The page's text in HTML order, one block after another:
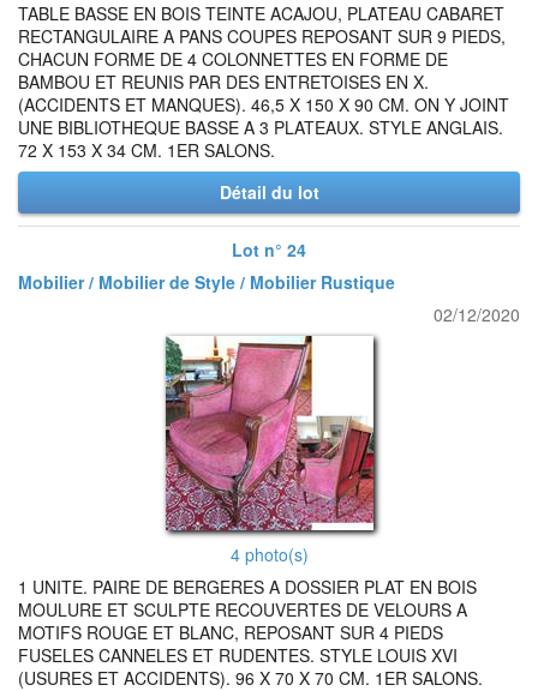
TABLE BASSE EN BOIS TEINTE ACAJOU, PLATEAU CABARET
RECTANGULAIRE A PANS COUPES REPOSANT SUR 9 PIEDS,
CHACUN FORME DE 4 COLONNETTES EN FORME DE
BAMBOU ET REUNIS PAR DES ENTRETOISES EN X.
(ACCIDENTS ET MANQUES). 46,5 X 150 X 90 CM. ON Y JOINT
UNE BIBLIOTHEQUE BASSE A 3 PLATEAUX. STYLE ANGLAIS.
72 X 153 X 34 CM. 1ER SALONS.
Détail du lot
Lot n° 24
Mobilier / Mobilier de Style / Mobilier Rustique
02/12/2020
4 photo(s)
1 UNITE. PAIRE DE BERGERES A DOSSIER PLAT EN BOIS
MOULURE ET SCULPTE RECOUVERTES DE VELOURS A
MOTIFS ROUGE ET BLANC, REPOSANT SUR 4 PIEDS
FUSELES CANNELES ET RUDENTES. STYLE LOUIS XVI
(USURES ET ACCIDENTS). 96 X 70 X 70 CM. 1ER SALONS.